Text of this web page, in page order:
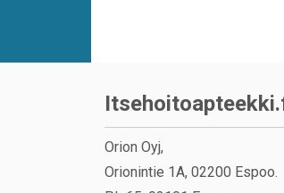
Orion Oyj,
Orionintie 1A, 02200 Espoo.